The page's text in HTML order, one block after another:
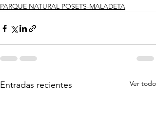
PARQUE NATURAL POSETS-MALADETA
Entradas recientes Ver todo